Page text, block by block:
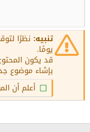
15
18
22
26
MS
Justify text
عنوان 2
عنوان 3 تنبيه: نظرًا
يومًا.
قد يكون
بإشاء موضوع
أعلم أن